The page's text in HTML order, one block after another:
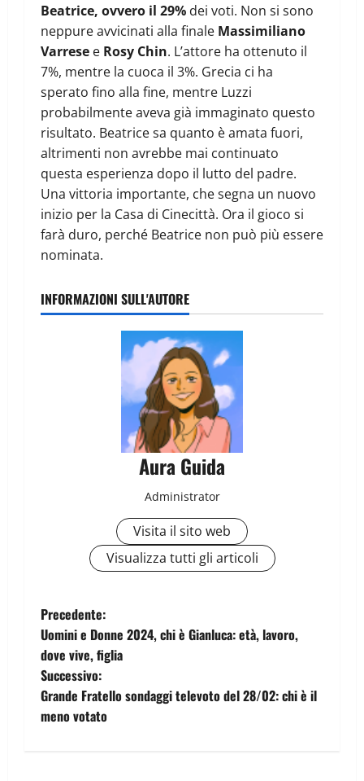
Beatrice, ovvero il 29% dei voti. Non si sono
neppure avvicinati alla finale Massimiliano
Varrese e Rosy Chin. L’attore ha ottenuto il
7%, mentre la cuoca il 3%. Grecia ci ha
sperato fino alla fine, mentre Luzzi
probabilmente aveva già immaginato questo
risultato. Beatrice sa quanto è amata fuori,
altrimenti non avrebbe mai continuato
questa esperienza dopo il lutto del padre.
Una vittoria importante, che segna un nuovo
inizio per la Casa di Cinecittà. Ora il gioco si
farà duro, perché Beatrice non può più essere
nominata.
INFORMAZIONI SULL'AUTORE
Aura Guida
Administrator
Visita il sito web
Visualizza tutti gli articoli
Precedente:
Uomini e Donne 2024, chi è Gianluca: età, lavoro,
dove vive, figlia
Successivo:
Grande Fratello sondaggi televoto del 28/02: chi è il
meno votato